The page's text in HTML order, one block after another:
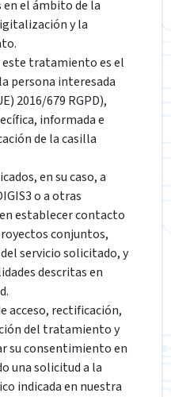
el ámbito de la
y la
este tratamiento es el
persona interesada
2016/679 RGPD),
informada e
de la casilla
en su caso, a
o a otras
establecer contacto
conjuntos,
servicio solicitado, y
descritas en
acceso, rectificación,
del tratamiento y
su consentimiento en
una solicitud a la
indicada en nuestra